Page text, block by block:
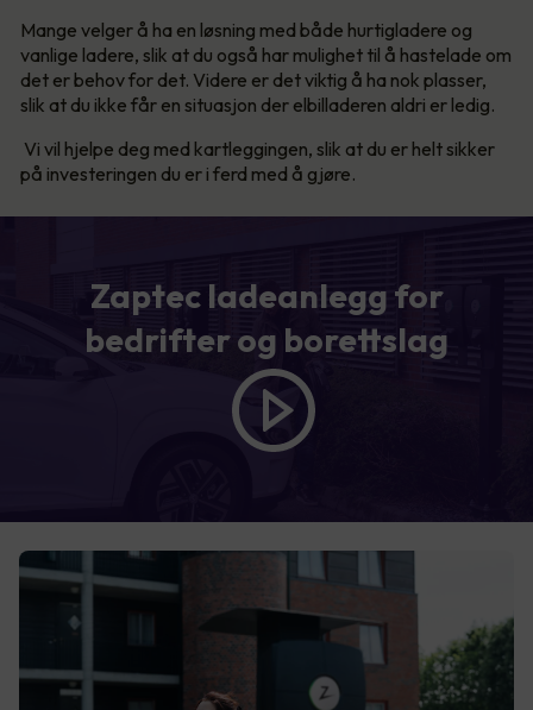
Mange velger å ha en løsning med både hurtigladere og
vanlige ladere, slik at du også har mulighet til å hastelade om
det er behov for det. Videre er det viktig å ha nok plasser,
slik at du ikke får en situasjon der elbilladeren aldri er ledig.
Vi vil hjelpe deg med kartleggingen, slik at du er helt sikker
på investeringen du er i ferd med å gjøre.
Zaptec ladeanlegg for
bedrifter og borettslag